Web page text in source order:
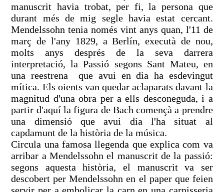
manuscrit havia trobat, per fi, la persona que
durant més de mig segle havia estat cercant.
Mendelssohn tenia només vint anys quan, l'11 de
març de l'any 1829, a Berlín, executà de nou,
molts anys després de la seva darrera
interpretació, la Passió segons Sant Mateu, en
una reestrena que avui en dia ha esdevingut
mítica. Els oients van quedar aclaparats davant la
magnitud d'una obra per a ells desconeguda, i a
partir d'aquí la figura de Bach començà a prendre
una dimensió que avui dia l'ha situat al
capdamunt de la història de la música.
Circula una famosa llegenda que explica com va
arribar a Mendelssohn el manuscrit de la passió:
segons aquesta història, el manuscrit va ser
descobert per Mendelssohn en el paper que feien